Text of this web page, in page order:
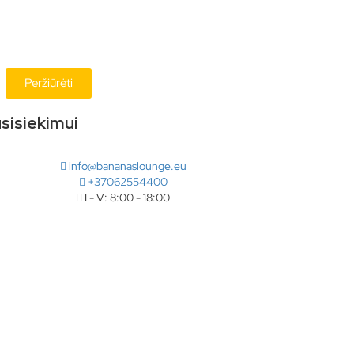
Peržiūrėti
info@bananaslounge.eu
+37062554400
I - V: 8:00 - 18:00